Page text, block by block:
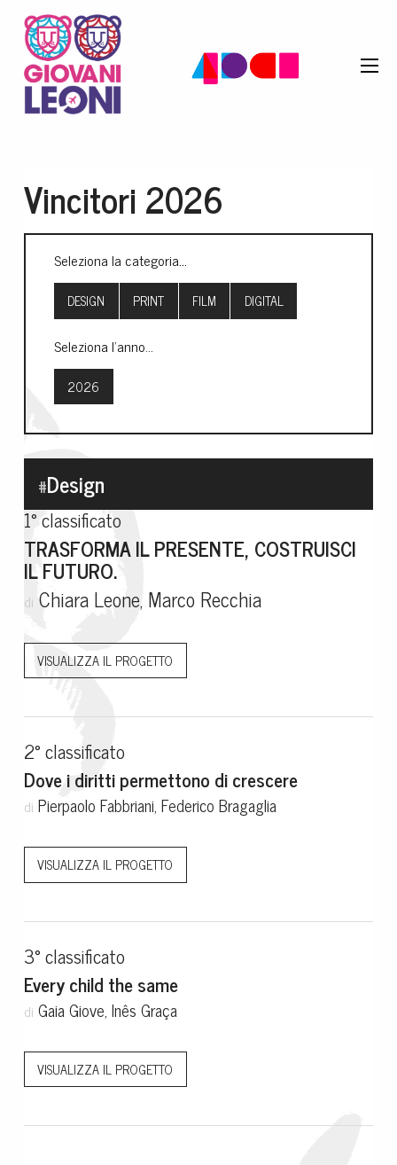
Vincitori 2026
Seleziona la categoria...
DESIGN PRINT FILM DIGITAL
Seleziona l'anno...
2026
#Design
1° classificato
TRASFORMA IL PRESENTE, COSTRUISCI
IL FUTURO.
di Chiara Leone, Marco Recchia
VISUALIZZA IL PROGETTO
2° classificato
Dove i diritti permettono di crescere
di Pierpaolo Fabbriani, Federico Bragaglia
VISUALIZZA IL PROGETTO
3° classificato
Every child the same
di Gaia Giove, Inês Graça
VISUALIZZA IL PROGETTO